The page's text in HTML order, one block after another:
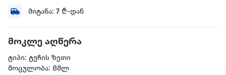
მიტანა: 7 ₾-დან
მოკლე აღწერა
ტიპი: ტუჩის ზეთი
მოცულობა: 8მლ